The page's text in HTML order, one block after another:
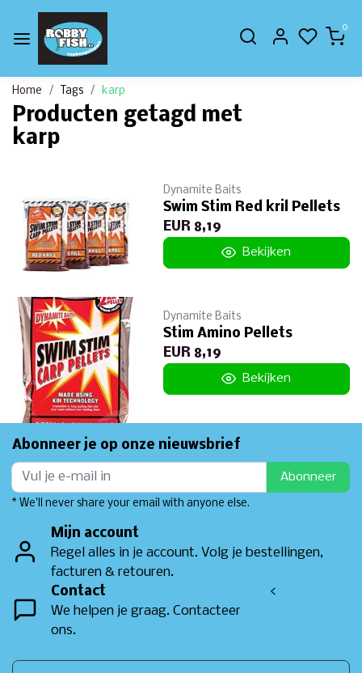
0
Home Tags karp
Producten getagd met
karp
Dynamite Baits
Swim Stim Red kril Pellets
EUR 8,19
Bekijken
Dynamite Baits
Stim Amino Pellets
EUR 8,19
Bekijken
Abonneer je op onze nieuwsbrief
Abonneer
* We'll never share your email with anyone else.
Mijn account
Regel alles in je account. Volg je bestellingen,
facturen & retouren.
Contact
We helpen je graag. Contacteer
ons.
<